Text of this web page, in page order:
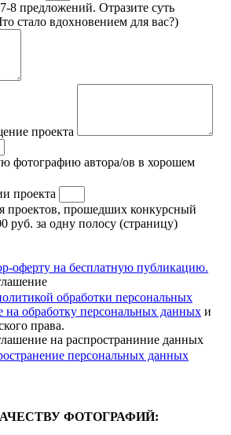
8 предложений. Отразите суть
стало вдохновением для вас?)
проекта
фотографию автора/ов в хорошем
проекта
проектов, прошедших конкурсный
руб. за одну полосу (страницу)
оферту на бесплатную публикацию.
обработки персональных
на обработку персональных данных и
права.
на распространиние данных
персональных данных
ФОТОГРАФИЙ: